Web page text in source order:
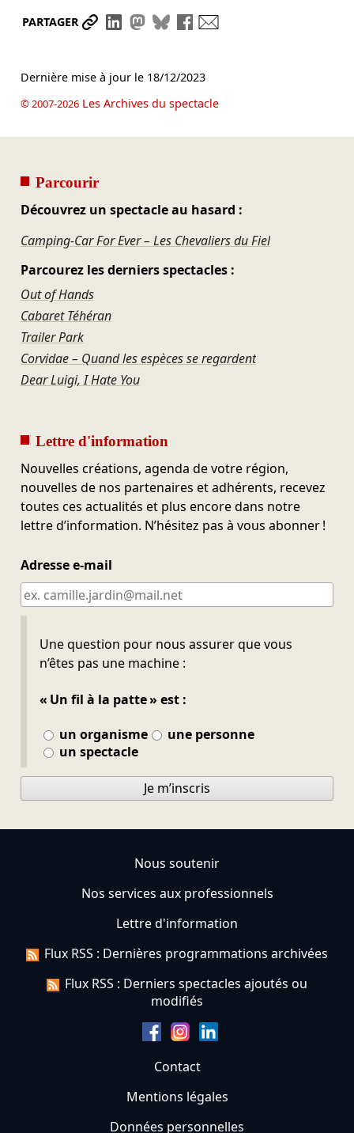
PARTAGER Partager le lien
Partager sur LinkedIn
Partager sur Mastodon
Partager sur Bluesky
Partager sur Facebook
Dernière mise à jour le 18/12/2023
© 2007-2026Les Archives du spectacle
Parcourir
Découvrez un spectacle au hasard :
Camping-Car For Ever – Les Chevaliers du Fiel
Parcourez les derniers spectacles :
Out of Hands
Cabaret Téhéran
Trailer Park
Corvidae – Quand les espèces se regardent
Dear Luigi, I Hate You
Lettre d'information
Nouvelles créations, agenda de votre région,
nouvelles de nos partenaires et adhérents, recevez
toutes ces actualités et plus encore dans notre
lettre d’information. N’hésitez pas à vous abonner !
Adresse e-mail
Une question pour nous assurer que vous
n’êtes pas une machine :
« Un fil à la patte » est :
un organisme
une personne
un spectacle
Ne pas remplir
Je m’inscris
Nous soutenir
Nos services aux professionnels
Lettre d'information
Flux RSS : Dernières programmations archivées
Flux RSS : Derniers spectacles ajoutés ou
modifiés
Contact
Mentions légales
Données personnelles